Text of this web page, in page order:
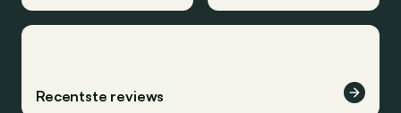
Recentste reviews